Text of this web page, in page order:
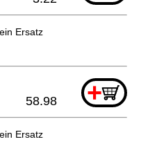
Ersatz
+
58.98
Ersatz